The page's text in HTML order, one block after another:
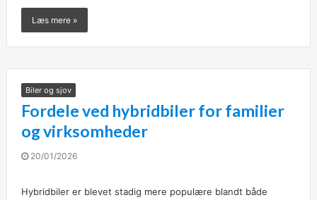
Læs mere »
Biler og sjov
Fordele ved hybridbiler for familier
og virksomheder
20/01/2026
Hybridbiler er blevet stadig mere populære blandt både